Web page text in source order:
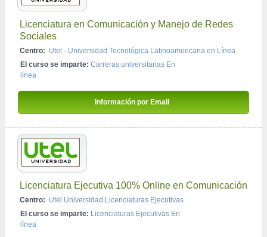
Gestión de Empresas de Comunicación
Licenciatura en Comunicación y Manejo de Redes
Sociales
Centro: Utel - Universidad Tecnológica Latinoamericana en Línea
El curso se imparte: Carreras universitarias En
línea
Información por Email
Licenciatura Ejecutiva 100% Online en Comunicación
Centro: Utel Universidad Licenciaturas Ejecutivas
El curso se imparte: Licenciaturas Ejecutivas En
línea